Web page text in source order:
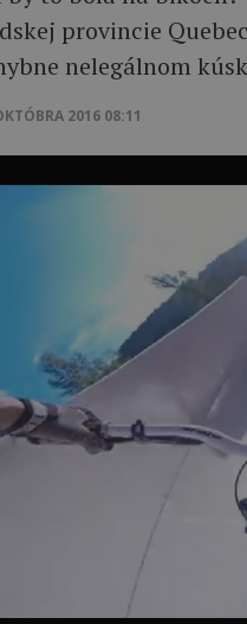
provincie
nelegálnom
2016 08:11